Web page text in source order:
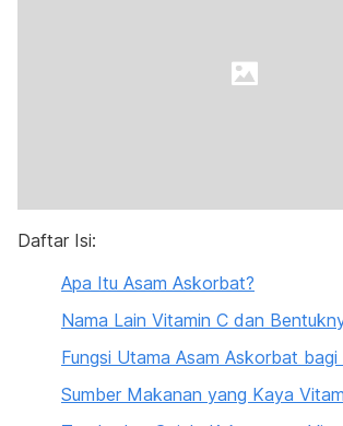
Daftar Isi:
Apa Itu Asam Askorbat?
Nama Lain Vitamin C dan
Fungsi Utama Asam Askorbat bagi
Sumber Makanan yang Kaya